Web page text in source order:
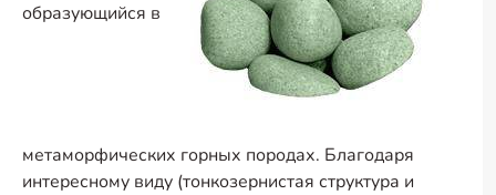
образующийся в
метаморфических горных породах. Благодаря
интересному виду (тонкозернистая структура и